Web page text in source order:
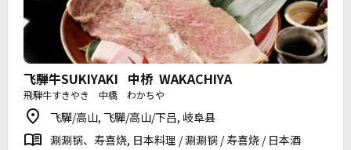
飞騨牛SUKIYAKI 中桥 WAKACHIYA
飛騨牛すきやき 中橋 わかちや
飞驒/高山, 飞驒/高山/下吕, 岐阜县
涮涮锅、寿喜烧, 日本料理 / 涮涮锅 / 寿喜烧 / 日本酒